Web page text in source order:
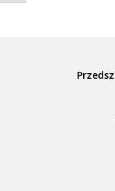
Zadzwoń do